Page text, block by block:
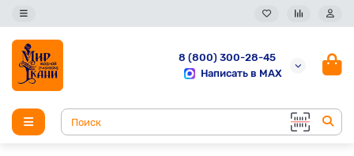
8 (800) 300-28-45
Написать в MAX